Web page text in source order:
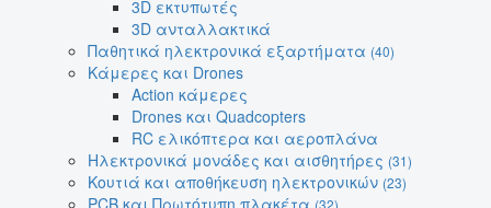
3D εκτυπωτές
3D ανταλλακτικά
Παθητικά ηλεκτρονικά εξαρτήματα (40)
Κάμερες και Drones
Action κάμερες
Drones και Quadcopters
RC ελικόπτερα και αεροπλάνα
Ηλεκτρονικά μονάδες και αισθητήρες (31)
Κουτιά και αποθήκευση ηλεκτρονικών (23)
PCB και Πρωτότυπη πλακέτα (32)